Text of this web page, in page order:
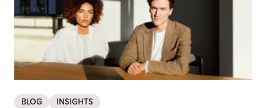
BLOG INSIGHTS